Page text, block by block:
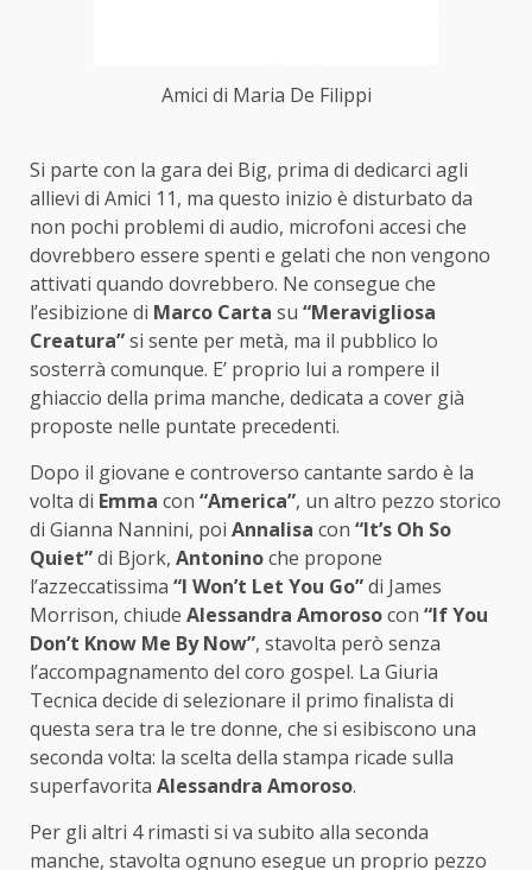
Amici di Maria De Filippi
Si parte con la gara dei Big, prima di dedicarci agli
allievi di Amici 11, ma questo inizio è disturbato da
non pochi problemi di audio, microfoni accesi che
dovrebbero essere spenti e gelati che non vengono
attivati quando dovrebbero. Ne consegue che
l’esibizione di Marco Carta su “Meravigliosa
Creatura”si sente per metà, ma il pubblico lo
sosterrà comunque. E’ proprio lui a rompere il
ghiaccio della prima manche, dedicata a cover già
proposte nelle puntate precedenti.
Dopo il giovane e controverso cantante sardo è la
volta di Emma con “America”, un altro pezzo storico
di Gianna Nannini, poi Annalisa con “It’s Oh So
Quiet”di Bjork, Antoninoche propone
l’azzeccatissima “I Won’t Let You Go”di James
Morrison, chiude Alessandra Amorosocon “If You
Don’t Know Me By Now”, stavolta però senza
l’accompagnamento del coro gospel. La Giuria
Tecnica decide di selezionare il primo finalista di
questa sera tra le tre donne, che si esibiscono una
seconda volta: la scelta della stampa ricade sulla
superfavorita Alessandra Amoroso.
Per gli altri 4 rimasti si va subito alla seconda
manche, stavolta ognuno esegue un proprio pezzo